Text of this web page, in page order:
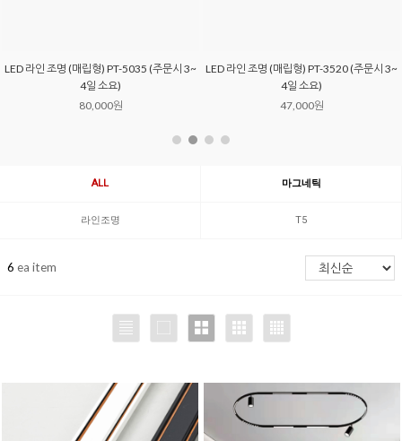
LED 라인 조명 (매립형) PT-5035 (주문시 3~
4일 소요)
80,000원
LED 라인 조명 (매립형) PT-3520 (주문시 3~
4일 소요)
47,000원
ALL 마그네틱
라인조명 T5
6 ea item